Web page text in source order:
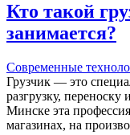
Кто такой
занимается?
Современные
Грузчик — это
разгрузку,
Минске эта
магазинах, на